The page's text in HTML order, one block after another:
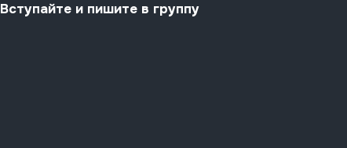
Вступайте и пишите в группу